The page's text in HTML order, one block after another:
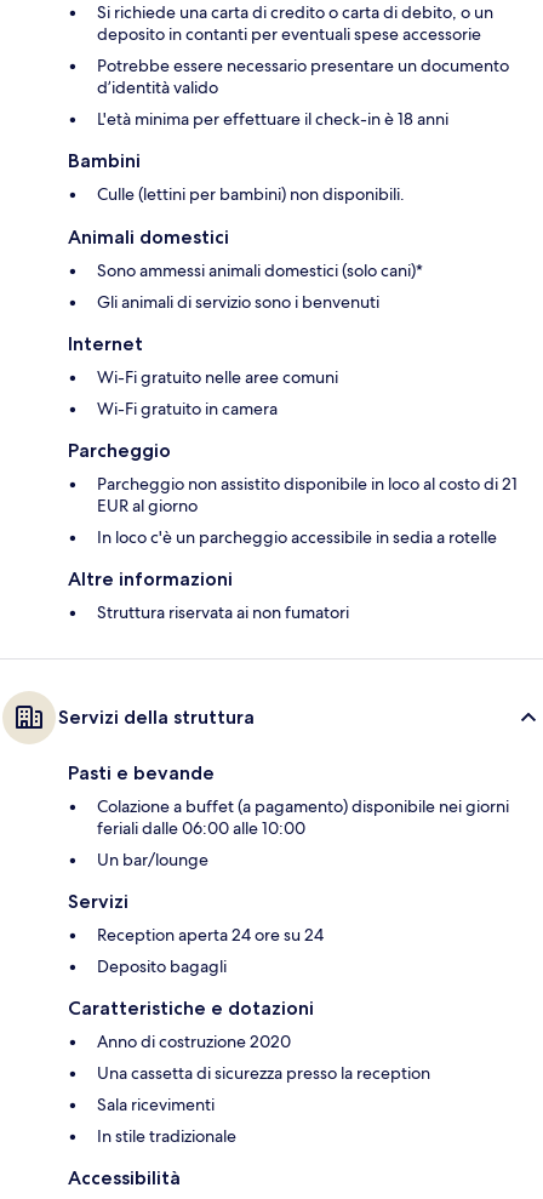
Si richiede una carta di credito o carta di debito, o un
deposito in contanti per eventuali spese accessorie
Potrebbe essere necessario presentare un documento
d’identità valido
L'età minima per effettuare il check-in è 18 anni
Bambini
Culle (lettini per bambini) non disponibili.
Animali domestici
Sono ammessi animali domestici (solo cani)*
Gli animali di servizio sono i benvenuti
Internet
Wi-Fi gratuito nelle aree comuni
Wi-Fi gratuito in camera
Parcheggio
Parcheggio non assistito disponibile in loco al costo di 21
EUR al giorno
In loco c'è un parcheggio accessibile in sedia a rotelle
Altre informazioni
Struttura riservata ai non fumatori
Servizi della struttura
Pasti e bevande
Colazione a buffet (a pagamento) disponibile nei giorni
feriali dalle 06:00 alle 10:00
Un bar/lounge
Servizi
Reception aperta 24 ore su 24
Deposito bagagli
Caratteristiche e dotazioni
Anno di costruzione 2020
Una cassetta di sicurezza presso la reception
Sala ricevimenti
In stile tradizionale
Accessibilità